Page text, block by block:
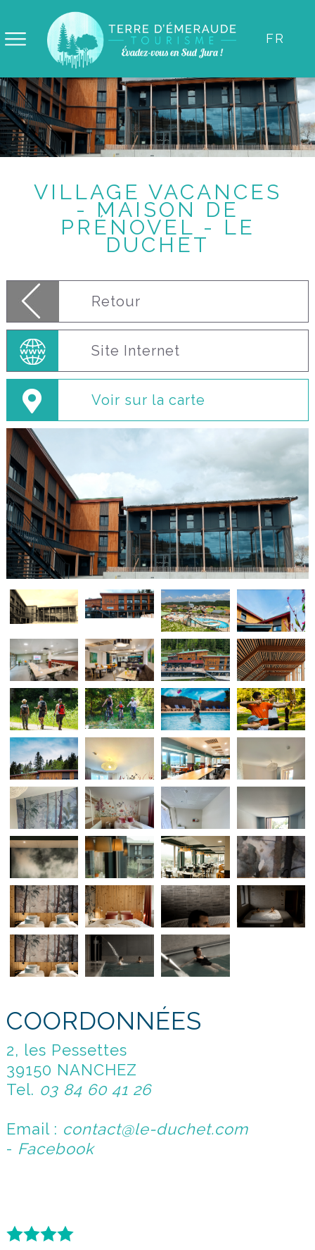
FR
VILLAGE VACANCES
- MAISON DE
PRÉNOVEL - LE
DUCHET
Retour
Site Internet
Voir sur la carte
COORDONNÉES
2, les Pessettes
39150 NANCHEZ
Tel. 03 84 60 41 26
Email : contact@le-duchet.com
- Facebook
Panneau de gestion des cookies